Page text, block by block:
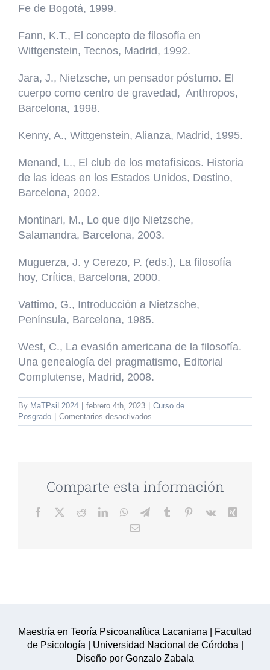
Fe de Bogotá, 1999.
Fann, K.T., El concepto de filosofía en
Wittgenstein, Tecnos, Madrid, 1992.
Jara, J., Nietzsche, un pensador póstumo. El
cuerpo como centro de gravedad, Anthropos,
Barcelona, 1998.
Kenny, A., Wittgenstein, Alianza, Madrid, 1995.
Menand, L., El club de los metafísicos. Historia
de las ideas en los Estados Unidos, Destino,
Barcelona, 2002.
Montinari, M., Lo que dijo Nietzsche,
Salamandra, Barcelona, 2003.
Muguerza, J. y Cerezo, P. (eds.), La filosofía
hoy, Crítica, Barcelona, 2000.
Vattimo, G., Introducción a Nietzsche,
Península, Barcelona, 1985.
West, C., La evasión americana de la filosofía.
Una genealogía del pragmatismo, Editorial
Complutense, Madrid, 2008.
By MaTPsiL2024 febrero 4th, 2023
Curso de
Posgrado
Comentarios desactivados
CURSO
LA
FILOSOFÍA
Comparte esta información
Facebook
TwitterRedditLinkedInWhatsApp
TelegramTumblr Pinterest
Vk
Email
Maestría en Teoría Psicoanalítica Lacaniana | Facultad
de Psicología | Universidad Nacional de Córdoba |
Diseño por Gonzalo Zabala